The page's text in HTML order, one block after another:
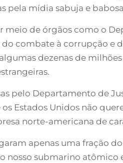
mídia sabuja e
meio de órgãos como o
do combate à corrupção e
dezenas de
pelo Departamento de
Estados Unidos não
norte-americana de
apenas uma fração
nosso submarino